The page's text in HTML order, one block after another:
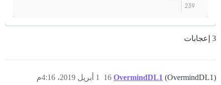
3 إعجابات
OvermindDL1 (OvermindDL1) 1 أبريل 2019، 4:16م 16